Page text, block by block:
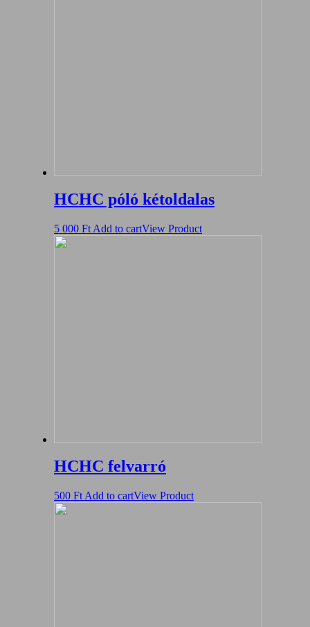
HCHC póló kétoldalas
5 000 Ft Add to cartView Product
HCHC felvarró
500 Ft Add to cartView Product